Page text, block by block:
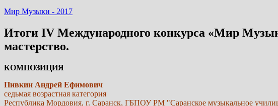
Мир Музыки - 2017
Итоги IV Международного конкурса «Мир
мастерство.
КОМПОЗИЦИЯ
Пивкин Андрей Ефимович
седьмая возрастная категория
Республика Мордовия, г. Саранск, ГБПОУ РМ "Саранское музыкальное